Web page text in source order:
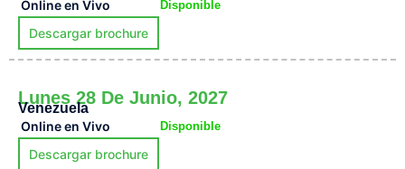
Online en Vivo
Disponible
Descargar brochure
Lunes 28 De Junio, 2027
Venezuela
Online en Vivo
Disponible
Descargar brochure